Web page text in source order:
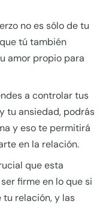
no es sólo de tu
tú también
amor propio para
a controlar tus
tu ansiedad, podrás
y eso te permitirá
en la relación.
que esta
firme en lo que si
relación, y las